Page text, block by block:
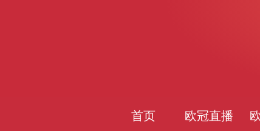
首页 欧冠直播